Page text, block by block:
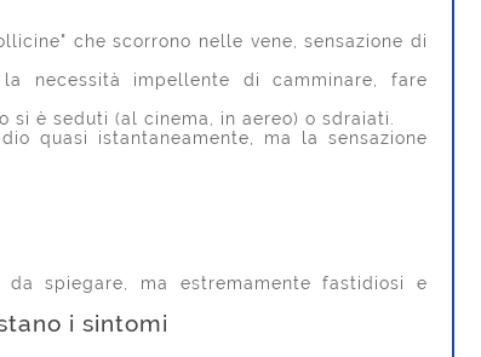
che scorrono nelle vene, sensazione di
necessità impellente di camminare, fare
si è seduti (al cinema, in aereo) o sdraiati.
quasi istantaneamente, ma la sensazione
spiegare, ma estremamente fastidiosi e
i sintomi
Antonino Saccà
3 anni fa
vostro tecnico ,
indossare prima così
Leggi di più